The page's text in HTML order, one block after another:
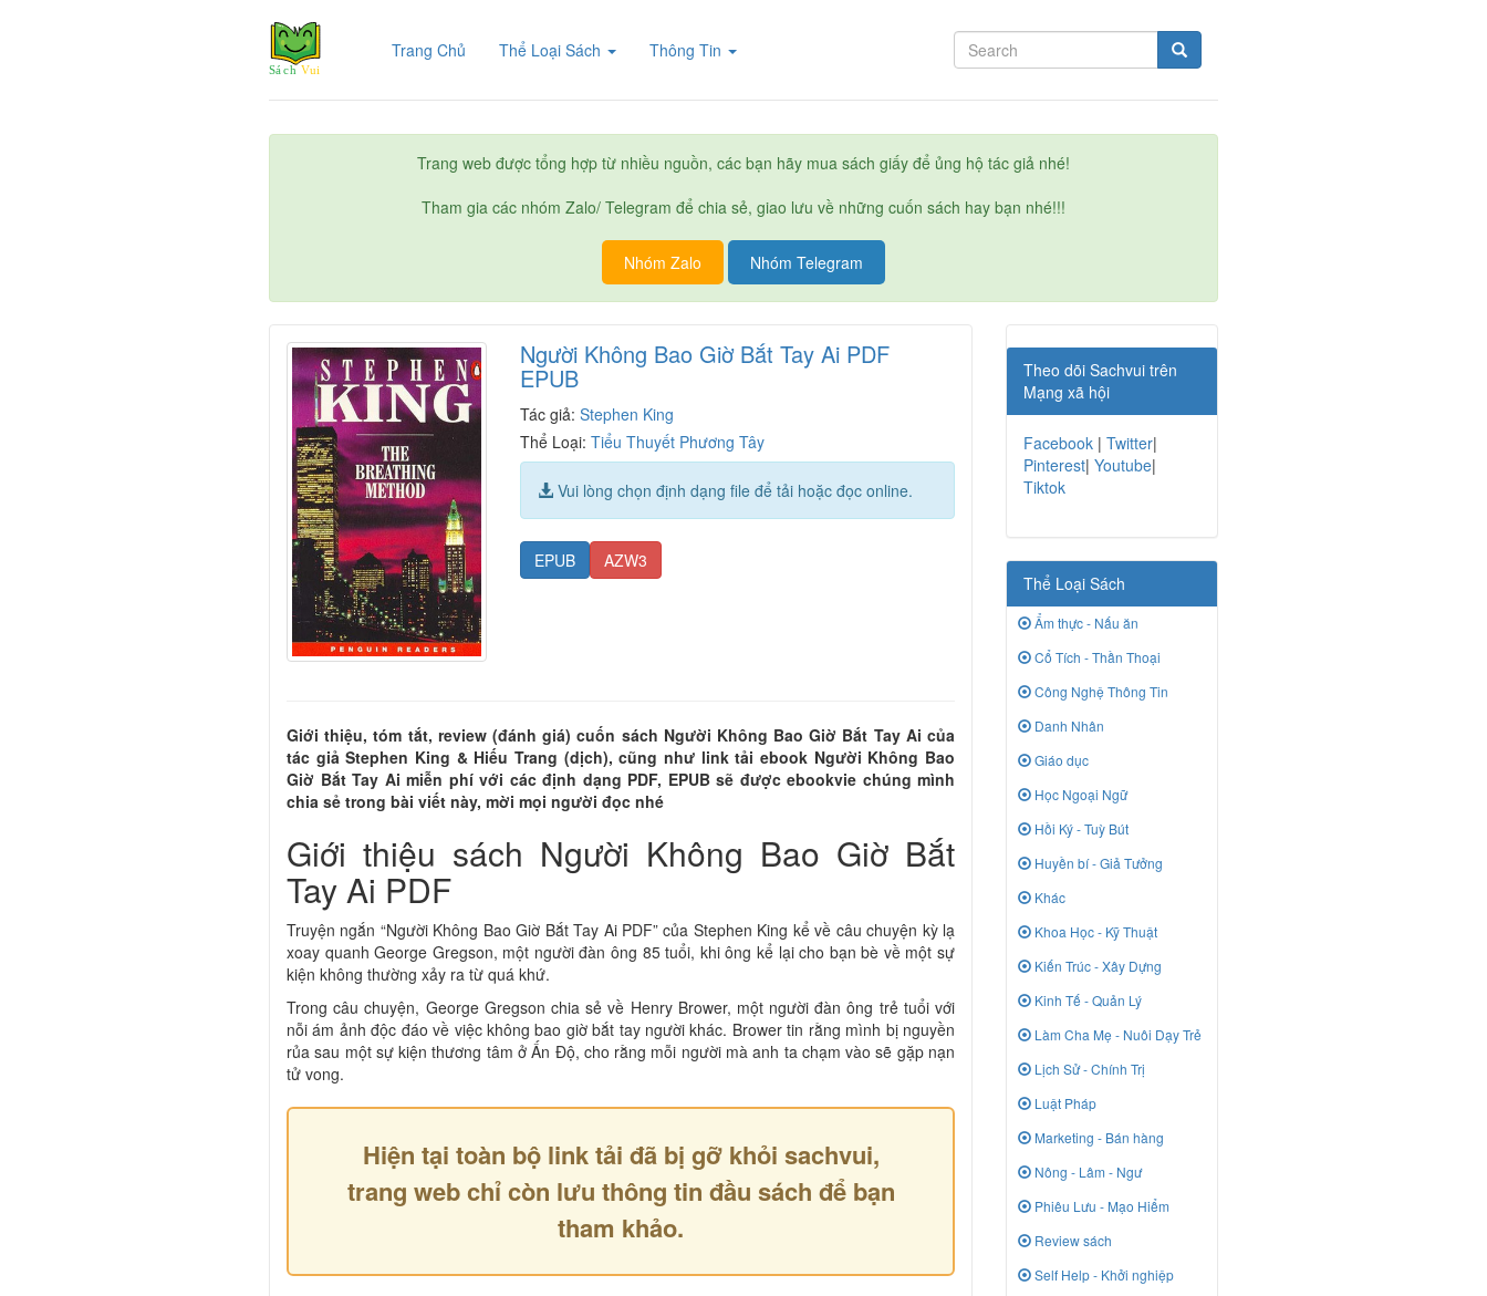
Trang Chủ (current)Thể Loại Sách Thông Tin
Trang web được tổng hợp từ nhiều nguồn, các bạn hãy mua sách giấy để ủng hộ tác giả nhé!
Tham gia các nhóm Zalo/ Telegram để chia sẻ, giao lưu về những cuốn sách hay bạn nhé!!!
Nhóm Zalo Nhóm Telegram
Người Không Bao Giờ Bắt Tay Ai PDF
EPUB
Tác giả:Stephen King
Thể Loại:Tiểu Thuyết Phương Tây
Vui lòng chọn định dạng file để tải hoặc đọc online.
EPUB AZW3
Giới thiệu, tóm tắt, review (đánh giá) cuốn sách Người Không Bao Giờ Bắt Tay Ai của
tác giả Stephen King & Hiếu Trang (dịch), cũng như link tải ebook Người Không Bao
Giờ Bắt Tay Ai miễn phí với các định dạng PDF, EPUB sẽ được ebookvie chúng mình
chia sẻ trong bài viết này, mời mọi người đọc nhé
Giới thiệu sách Người Không Bao Giờ Bắt
Tay Ai PDF
Truyện ngắn “Người Không Bao Giờ Bắt Tay Ai PDF” của Stephen King kể về câu chuyện kỳ lạ
xoay quanh George Gregson, một người đàn ông 85 tuổi, khi ông kể lại cho bạn bè về một sự
kiện không thường xảy ra từ quá khứ.
Trong câu chuyện, George Gregson chia sẻ về Henry Brower, một người đàn ông trẻ tuổi với
nỗi ám ảnh độc đáo về việc không bao giờ bắt tay người khác. Brower tin rằng mình bị nguyền
rủa sau một sự kiện thương tâm ở Ấn Độ, cho rằng mỗi người mà anh ta chạm vào sẽ gặp nạn
tử vong.
Hiện tại toàn bộ link tải đã bị gỡ khỏi sachvui,
trang web chỉ còn lưu thông tin đầu sách để bạn
tham khảo.
Theo dõi Sachvui trên
Mạng xã hội
Facebook | Twitter|
Pinterest| Youtube|
Tiktok
Thể Loại Sách
Ẩm thực - Nấu ăn
Cổ Tích - Thần Thoại
Công Nghệ Thông Tin
Danh Nhân
Giáo dục
Học Ngoại Ngữ
Hồi Ký - Tuỳ Bút
Huyền bí - Giả Tưởng
Khác
Khoa Học - Kỹ Thuật
Kiến Trúc - Xây Dựng
Kinh Tế - Quản Lý
Làm Cha Mẹ - Nuôi Dạy Trẻ
Lịch Sử - Chính Trị
Luật Pháp
Marketing - Bán hàng
Nông - Lâm - Ngư
Phiêu Lưu - Mạo Hiểm
Review sách
Self Help - Khởi nghiệp